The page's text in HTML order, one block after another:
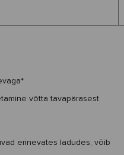
võtta tavapärasest
erinevates ladudes, võib